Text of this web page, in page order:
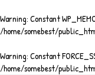
Warning: Constant
/home/somebest/
Warning: Constant
/home/somebest/